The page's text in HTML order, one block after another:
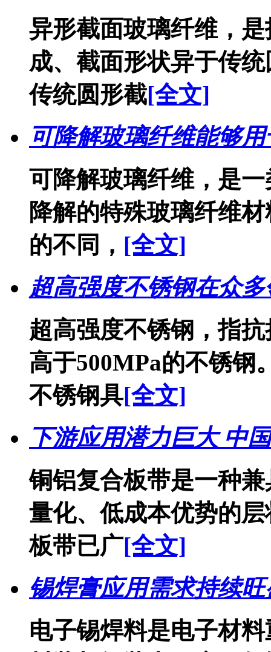
异形截面玻璃纤维，
成、截面形状异于传
传统圆形截[全文]
可降解玻璃纤维能够
可降解玻璃纤维，是
降解的特殊玻璃纤维
的不同， [全文]
超高强度不锈钢在众
超高强度不锈钢，指
高于500MPa的不锈钢
不锈钢具[全文]
下游应用潜力巨大 中
铜铝复合板带是一种
量化、低成本优势的
板带已广[全文]
锡焊膏应用需求持续
电子锡焊料是电子材